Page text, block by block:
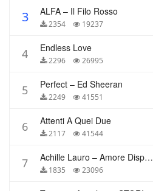
3 ALFA – Il Filo Rosso
2354 19237
4 Endless Love
2296 26995
5 Perfect – Ed Sheeran
2249 41551
6 Attenti A Quei Due
2117 41544
7 Achille Lauro – Amore Disperato
1835 23096